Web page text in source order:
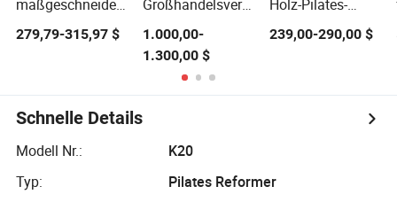
maßgeschneiderte
Pilates-Reformer
Trainingsmaschine
aus Holz stabiles
Übungsstudioequipment
in einer Box
279,79-315,97 $
Großhandelsverkauf
Reformer Pilates
Volltrapez
Fitnessgeräte für
Studio und
1.000,00-
1.300,00 $
Holz-Pilates-
Orthesen
239,00-290,00 $
Schnelle Details
Modell Nr.:
K20
Typ:
Pilates Reformer